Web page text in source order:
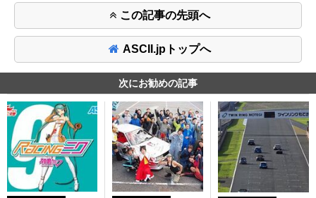
この記事の先頭へ
ASCII.jpトップへ
次にお勧めの記事